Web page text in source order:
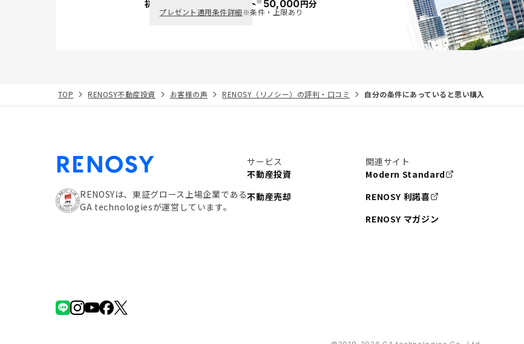
初回面談で ポイント 50,000円分
プレゼント適用条件詳細※条件・上限あり
TOP RENOSY不動産投資 お客様の声 RENOSY（リノシー）の評判・口コミ 自分の条件にあっていると思い購入
RENOSYは、東証グロース上場企業である
GA technologiesが運営しています。
サービス
不動産投資
不動産売却
関連サイト
Modern Standard
RENOSY 利諾喜
RENOSY マガジン